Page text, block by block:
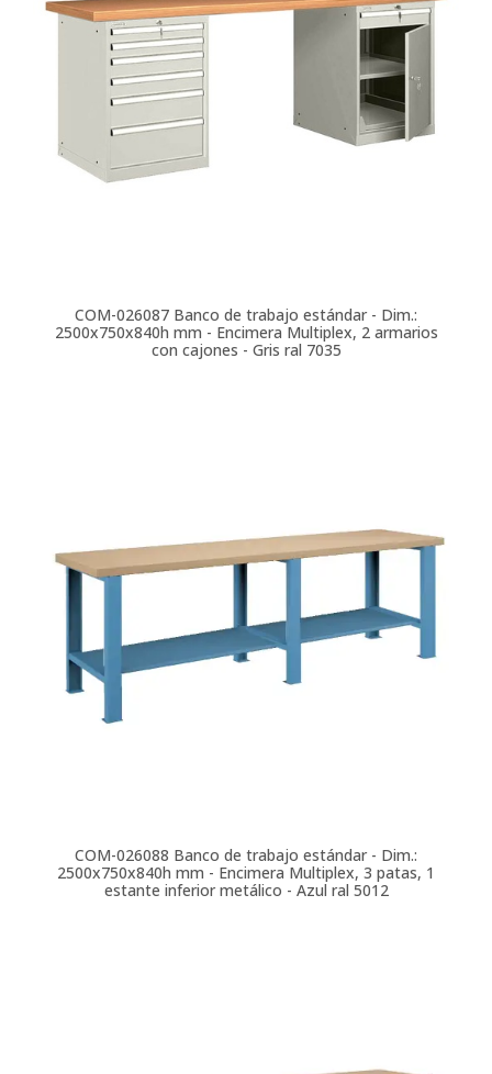
COM-026087 Banco de trabajo estándar - Dim.:
2500x750x840h mm - Encimera Multiplex, 2 armarios
con cajones - Gris ral 7035
COM-026088 Banco de trabajo estándar - Dim.:
2500x750x840h mm - Encimera Multiplex, 3 patas, 1
estante inferior metálico - Azul ral 5012